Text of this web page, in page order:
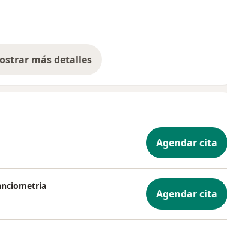
más detalles
sobre la experiencia
Agendar cita
Agendar cita